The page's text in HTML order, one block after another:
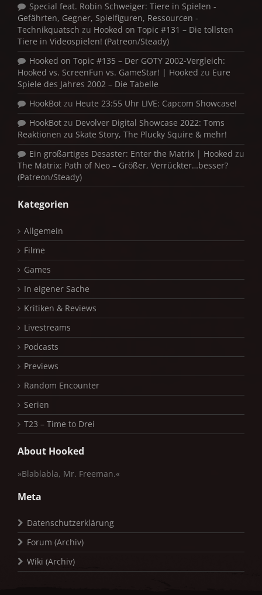
Special feat. Robin Schweiger: Tiere in Spielen -
Gefährten, Gegner, Spielfiguren, Ressourcen -
Technikquatsch zu Hooked on Topic #131 – Die tollsten
Tiere in Videospielen! (Patreon/Steady)
Hooked on Topic #135 – Der GOTY 2002-Vergleich:
Hooked vs. ScreenFun vs. GameStar! | Hooked zu Eure
Spiele des Jahres 2002 – Die Tabelle
HookBot zu Heute 23:55 Uhr LIVE: Capcom Showcase!
HookBot zu Devolver Digital Showcase 2022: Toms
Reaktionen zu Skate Story, The Plucky Squire & mehr!
Ein großartiges Desaster: Enter the Matrix | Hooked zu
The Matrix: Path of Neo – Größer, Verrückter…besser?
(Patreon/Steady)
Kategorien
Allgemein
Filme
Games
In eigener Sache
Kritiken & Reviews
Livestreams
Podcasts
Previews
Random Encounter
Serien
T23 – Time to Drei
About Hooked
»Blablabla, Mr. Freeman.«
Meta
Datenschutzerklärung
Forum (Archiv)
Wiki (Archiv)